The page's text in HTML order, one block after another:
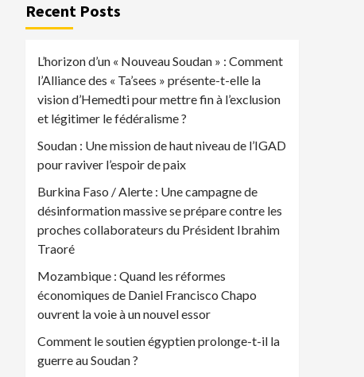
Recent Posts
L’horizon d’un « Nouveau Soudan » : Comment
l’Alliance des « Ta’sees » présente-t-elle la
vision d’Hemedti pour mettre fin à l’exclusion
et légitimer le fédéralisme ?
Soudan : Une mission de haut niveau de l’IGAD
pour raviver l’espoir de paix
Burkina Faso / Alerte : Une campagne de
désinformation massive se prépare contre les
proches collaborateurs du Président Ibrahim
Traoré
Mozambique : Quand les réformes
économiques de Daniel Francisco Chapo
ouvrent la voie à un nouvel essor
Comment le soutien égyptien prolonge-t-il la
guerre au Soudan ?